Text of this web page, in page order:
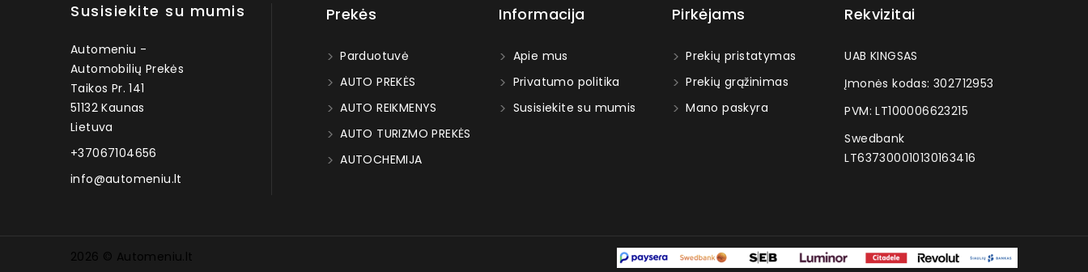
Susisiekite su mumis
Automeniu -
Automobilių Prekės
Taikos Pr. 141
51132 Kaunas
Lietuva
+37067104656
info@automeniu.lt
Prekės
Parduotuvė
AUTO PREKĖS
AUTO REIKMENYS
AUTO TURIZMO PREKĖS
AUTOCHEMIJA
Informacija
Apie mus
Privatumo politika
Susisiekite su mumis
Pirkėjams
Prekių pristatymas
Prekių grąžinimas
Mano paskyra
Rekvizitai
UAB KINGSAS
Įmonės kodas: 302712953
PVM: LT100006623215
Swedbank
LT637300010130163416
2026 © Automeniu.lt